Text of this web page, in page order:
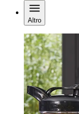
Altro